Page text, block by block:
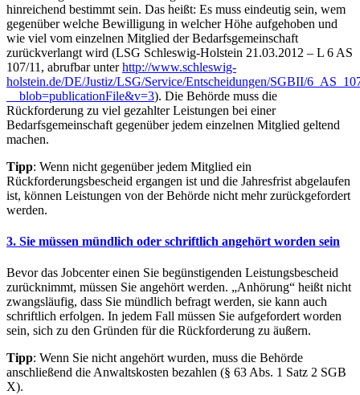
hinreichend bestimmt sein. Das heißt: Es muss eindeutig sein, wem
gegenüber welche Bewilligung in welcher Höhe aufgehoben und
wie viel vom einzelnen Mitglied der Bedarfsgemeinschaft
zurückverlangt wird (LSG Schleswig-Holstein 21.03.2012 – L 6 AS
107/11, abrufbar unterhttp://www.schleswig-
holstein.de/DE/Justiz/LSG/Service/Entscheidungen/SGBII/
__blob=publicationFile&v=3). Die Behörde muss die
Rückforderung zu viel gezahlter Leistungen bei einer
Bedarfsgemeinschaft gegenüber jedem einzelnen Mitglied geltend
machen.
Tipp: Wenn nicht gegenüber jedem Mitglied ein
Rückforderungsbescheid ergangen ist und die Jahresfrist abgelaufen
ist, können Leistungen von der Behörde nicht mehr zurückgefordert
werden.
3. Sie müssen mündlich oder schriftlich angehört worden sein
Bevor das Jobcenter einen Sie begünstigenden Leistungsbescheid
zurücknimmt, müssen Sie angehört werden. „Anhörung“ heißt nicht
zwangsläufig, dass Sie mündlich befragt werden, sie kann auch
schriftlich erfolgen. In jedem Fall müssen Sie aufgefordert worden
sein, sich zu den Gründen für die Rückforderung zu äußern.
Tipp: Wenn Sie nicht angehört wurden, muss die Behörde
anschließend die Anwaltskosten bezahlen (§ 63 Abs. 1 Satz 2 SGB
X).